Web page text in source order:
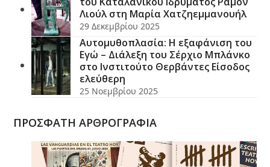
Λιούλ στη Μαρία Χατζηεμμανουήλ
29 Δεκεμβρίου 2025
Αυτομυθοπλασία: Η εξαφάνιση του
Εγώ – Διάλεξη του Σέρχιο Μπλάνκο
στο Ινστιτούτο Θερβάντες Είσοδος
ελεύθερη
25 Νοεμβρίου 2025
ΠΡΟΣΦΑΤΗ ΑΡΘΡΟΓΡΑΦΙΑ